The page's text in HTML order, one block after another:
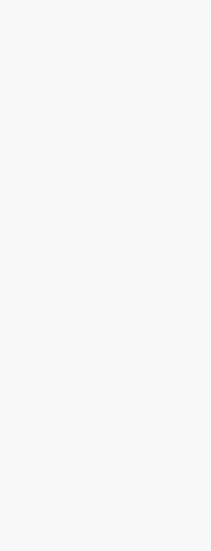
长引擎是什么？